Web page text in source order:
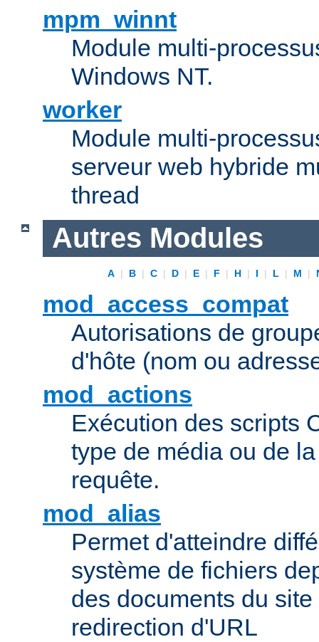
mpm_winnt
Module multi-
Windows NT.
worker
Module multi-
serveur web hybride
thread
Autres Modules
A | B | C | D | E | F | H | I | L | M |
mod_access_compat
Autorisations de
d'hôte (nom ou
mod_actions
Exécution des scripts
type de média ou de
requête.
mod_alias
Permet d'atteindre
système de fichiers
des documents du
redirection d'URL